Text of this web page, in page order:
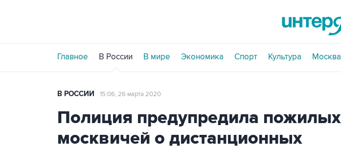
Главное В России В мире Экономика Спорт Культура Москва
В РОССИИ 15:06, 26 марта 2020
Полиция предупредила пожилых
москвичей о дистанционных